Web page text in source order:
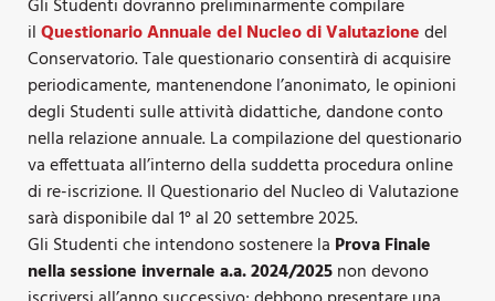
Gli Studenti dovranno preliminarmente compilare
ilQuestionario Annuale del Nucleo di Valutazionedel
Conservatorio. Tale questionario consentirà di acquisire
periodicamente, mantenendone l’anonimato, le opinioni
degli Studenti sulle attività didattiche, dandone conto
nella relazione annuale. La compilazione del questionario
va effettuata all’interno della suddetta procedura online
di re-iscrizione. Il Questionario del Nucleo di Valutazione
sarà disponibile dal 1° al 20 settembre 2025.
Gli Studenti che intendono sostenere la Prova Finale
nella sessione invernalea.a. 2024/2025non devono